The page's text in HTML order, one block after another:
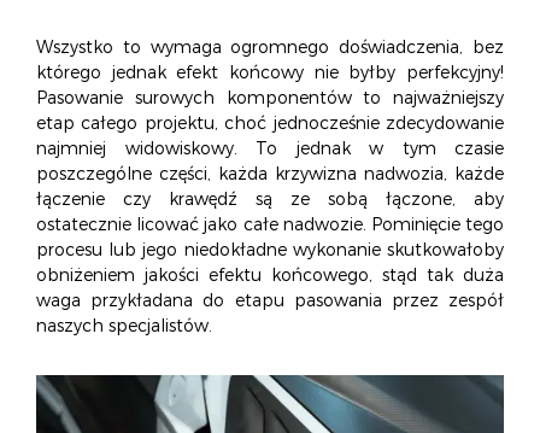
Wszystko to wymaga ogromnego doświadczenia, bez
którego jednak efekt końcowy nie byłby perfekcyjny!
Pasowanie surowych komponentów to najważniejszy
etap całego projektu, choć jednocześnie zdecydowanie
najmniej widowiskowy. To jednak w tym czasie
poszczególne części, każda krzywizna nadwozia, każde
łączenie czy krawędź są ze sobą łączone, aby
ostatecznie licować jako całe nadwozie. Pominięcie tego
procesu lub jego niedokładne wykonanie skutkowałoby
obniżeniem jakości efektu końcowego, stąd tak duża
waga przykładana do etapu pasowania przez zespół
naszych specjalistów.